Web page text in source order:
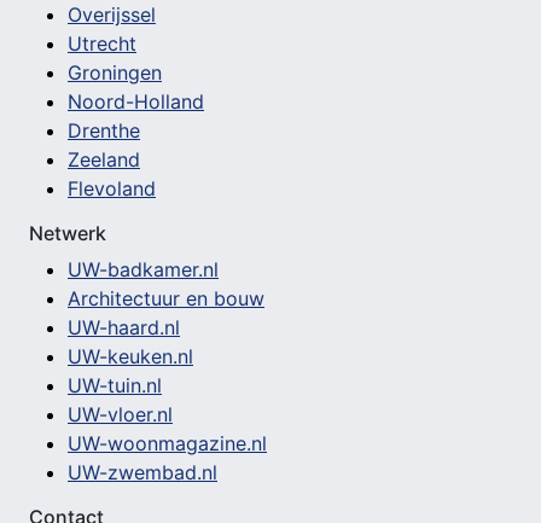
Overijssel
Utrecht
Groningen
Noord-Holland
Drenthe
Zeeland
Flevoland
Netwerk
UW-badkamer.nl
Architectuur en bouw
UW-haard.nl
UW-keuken.nl
UW-tuin.nl
UW-vloer.nl
UW-woonmagazine.nl
UW-zwembad.nl
Contact